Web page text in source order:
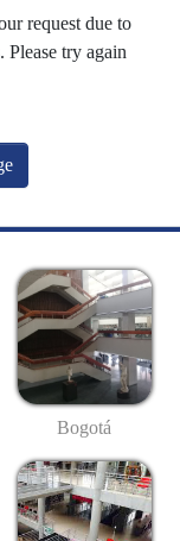
request due to
Please try again
Bogotá